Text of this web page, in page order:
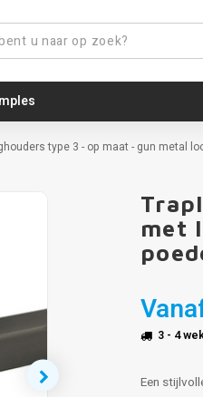
type 3 - op maat - gun metal
met
3 - 4
Een